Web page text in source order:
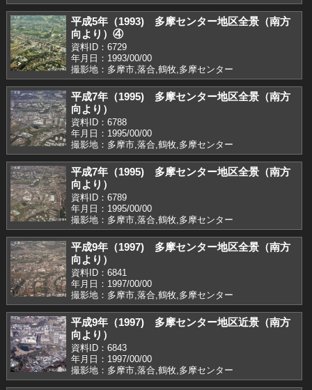
平成5年（1993) 多摩センター地区全景（南方
向より）④
資料ID：6729
年月日：1993/00/00
撮影地：多摩市,落合,鶴牧,多摩センター
平成7年（1995) 多摩センター地区全景（南方
向より）
資料ID：6788
年月日：1995/00/00
撮影地：多摩市,落合,鶴牧,多摩センター
平成7年（1995) 多摩センター地区全景（南方
向より）
資料ID：6789
年月日：1995/00/00
撮影地：多摩市,落合,鶴牧,多摩センター
平成9年（1997) 多摩センター地区全景（南方
向より）
資料ID：6841
年月日：1997/00/00
撮影地：多摩市,落合,鶴牧,多摩センター
平成9年（1997) 多摩センター地区近景（南方
向より）
資料ID：6843
年月日：1997/00/00
撮影地：多摩市,落合,鶴牧,多摩センター